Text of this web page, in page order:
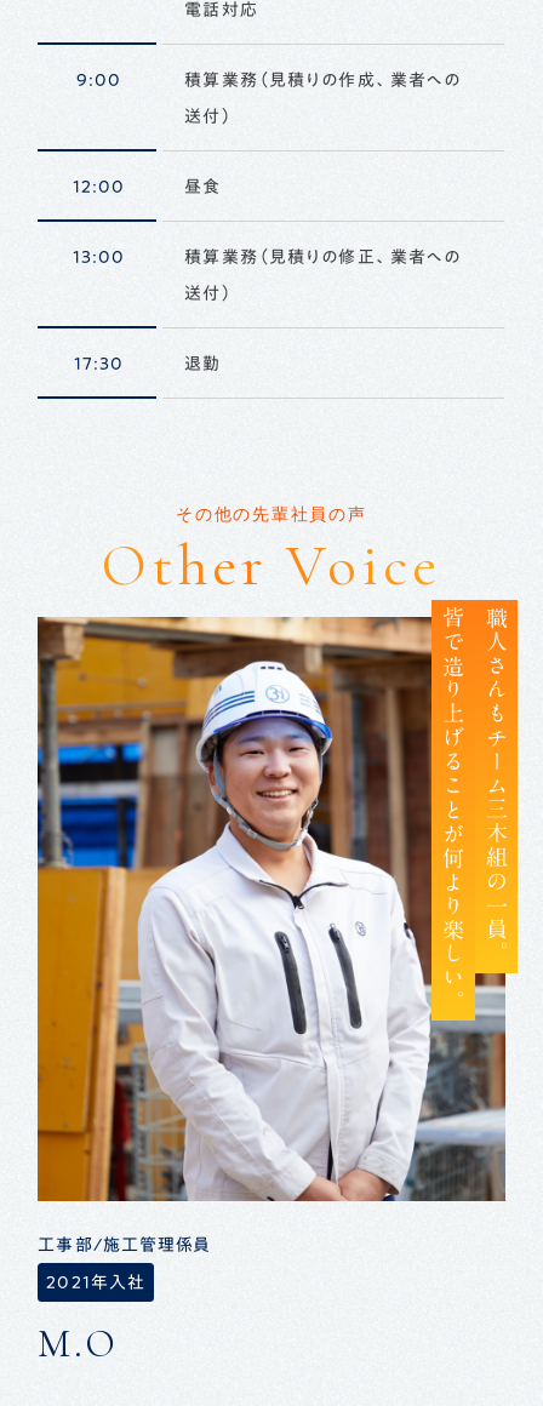
電話対応
9:00 積算業務（見積りの作成、業者への
送付）
12:00 昼食
13:00 積算業務（見積りの修正、業者への
送付）
17:30 退勤
その他の先輩社員の声
Other Voice
職人さんもチーム三木組の一員。
皆で造り上げることが何より楽しい。
工事部/施工管理係員
2021年入社
M.O